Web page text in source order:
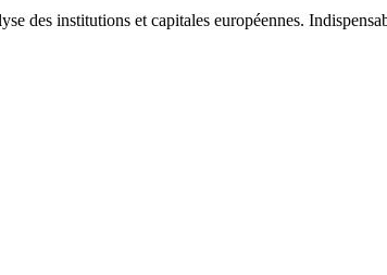
des institutions et capitales européennes.